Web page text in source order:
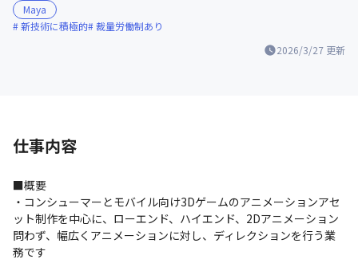
2026/3/27 更新
Maya
新技術に積極的 裁量労働制あり
仕事内容
■概要
・コンシューマーとモバイル向け3Dゲームのアニメーションアセ
ット制作を中心に、ローエンド、ハイエンド、2Dアニメーション
問わず、幅広くアニメーションに対し、ディレクションを行う業
務です